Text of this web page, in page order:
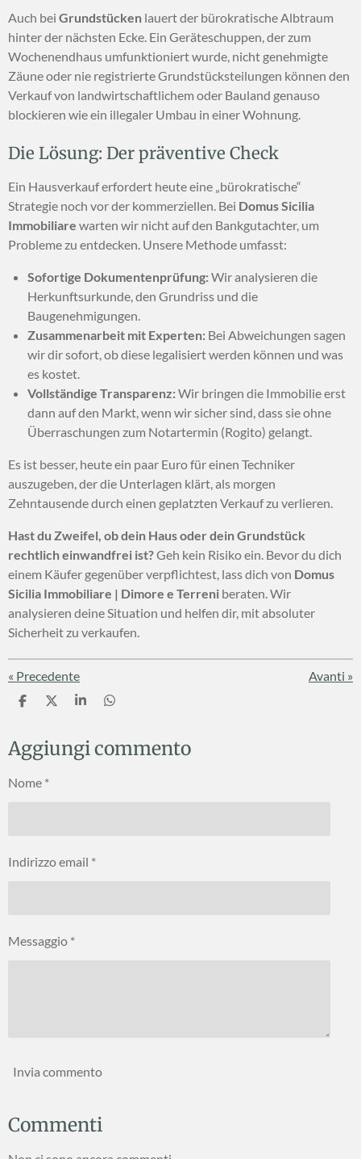
Auch bei Grundstücken lauert der bürokratische Albtraum
hinter der nächsten Ecke. Ein Geräteschuppen, der zum
Wochenendhaus umfunktioniert wurde, nicht genehmigte
Zäune oder nie registrierte Grundstücksteilungen können den
Verkauf von landwirtschaftlichem oder Bauland genauso
blockieren wie ein illegaler Umbau in einer Wohnung.
Die Lösung: Der präventive Check
Ein Hausverkauf erfordert heute eine „bürokratische“
Strategie noch vor der kommerziellen. Bei Domus Sicilia
Immobiliare warten wir nicht auf den Bankgutachter, um
Probleme zu entdecken. Unsere Methode umfasst:
Sofortige Dokumentenprüfung:Wir analysieren die
Herkunftsurkunde, den Grundriss und die
Baugenehmigungen.
Zusammenarbeit mit Experten: Bei Abweichungen sagen
wir dir sofort, ob diese legalisiert werden können und was
es kostet.
Vollständige Transparenz:Wir bringen die Immobilie erst
dann auf den Markt, wenn wir sicher sind, dass sie ohne
Überraschungen zum Notartermin (Rogito) gelangt.
Es ist besser, heute ein paar Euro für einen Techniker
auszugeben, der die Unterlagen klärt, als morgen
Zehntausende durch einen geplatzten Verkauf zu verlieren.
Hast du Zweifel, ob dein Haus oder dein Grundstück
rechtlich einwandfrei ist?Geh kein Risiko ein. Bevor du dich
einem Käufer gegenüber verpflichtest, lass dich von Domus
Sicilia Immobiliare | Dimore e Terreni beraten. Wir
analysieren deine Situation und helfen dir, mit absoluter
Sicherheit zu verkaufen.
« Precedente Avanti »
C
d
i
i
C
d
i
C
d
i
C
d
i
Aggiungi commento
Nome *
Indirizzo email *
Messaggio *
Invia commento
Commenti